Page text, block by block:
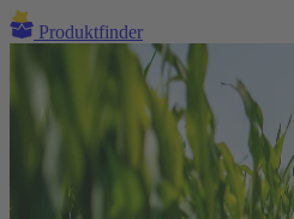
Produktfinder